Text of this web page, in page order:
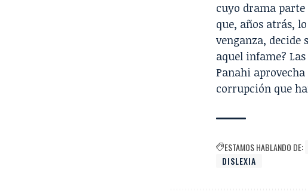
cuyo drama parte
que, años atrás,
venganza, decide
aquel infame?
Panahi
corrupción que
ESTAMOS HABLANDO DE:
DISLEXIA